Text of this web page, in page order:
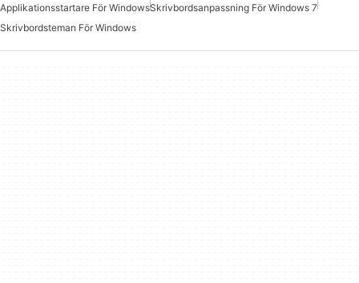
Applikationsstartare För WindowsSkrivbordsanpassning För Windows 7
Skrivbordsteman För Windows